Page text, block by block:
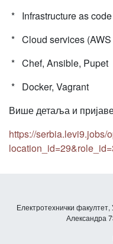
* Infrastructure as code
* Cloud services (AWS
* Chef, Ansible, Pupet
* Docker, Vagrant
Више детаља и
https://serbia.levi9.jobs/
Електротехнички
Александра